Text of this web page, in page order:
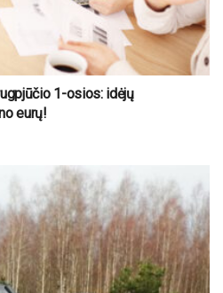
1-osios: idėjų
eurų!